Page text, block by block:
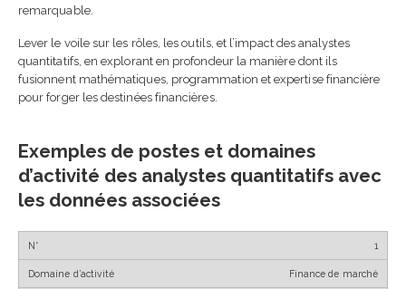
remarquable.
Lever le voile sur les rôles, les outils, et l’impact des analystes
quantitatifs, en explorant en profondeur la manière dont ils
fusionnent mathématiques, programmation et expertise financière
pour forger les destinées financières.
Exemples de postes et domaines
d’activité des analystes quantitatifs avec
les données associées
1
Finance de marché